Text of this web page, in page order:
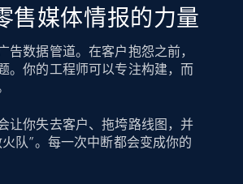
售媒体情报的力量
告数据管道。在客户抱怨之前，
。你的工程师可以专注构建，而
让你失去客户、拖垮路线图，并
队”。每一次中断都会变成你的